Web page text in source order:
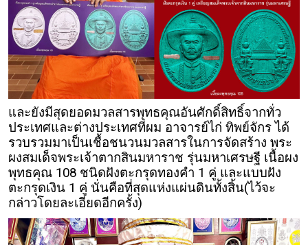
และยังมีสุดยอดมวลสารพุทธคุณอันศักดิ์สิทธิ์จากทั่ว
ประเทศและต่างประเทศที่ผม อาจารย์ไก่ ทิพย์จักร ได้
รวบรวมมาเป็นเชื้อชนวนมวลสารในการจัดสร้าง พระ
ผงสมเด็จพระเจ้าตากสินมหาราช รุ่นมหาเศรษฐี เนื้อผง
พุทธคุณ 108 ชนิดฝังตะกรุดทองคำ 1 คู่ และแบบฝัง
ตะกรุดเงิน 1 คู่ นั่นคือที่สุดแห่งแผ่นดินทั้งสิ้น(ไว้จะ
กล่าวโดยละเอียดอีกครั้ง)